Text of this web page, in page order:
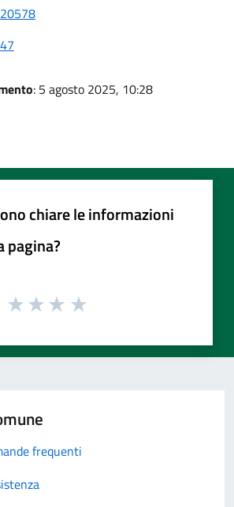
: 5 agosto 2025, 10:28
chiare le informazioni
pagina?
frequenti